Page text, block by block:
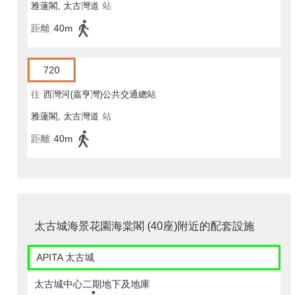
雅蓮閣, 太古灣道 站
距離 40m
720
往 西灣河(嘉亨灣)公共交通總站
雅蓮閣, 太古灣道 站
距離 40m
太古城海景花園海棠閣 (40座)附近的配套設施
APITA 太古城
太古城中心二期地下及地庫